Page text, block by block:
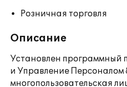
Розничная торговля
Описание
Установлен программный
и Управление Персоналом
многопользовательская